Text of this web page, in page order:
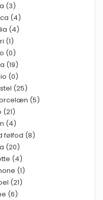
(3)
(4)
(4)
(1)
(0)
(19)
(0)
(25)
(5)
(21)
(4)
følfod (8)
(20)
(4)
(1)
(21)
(6)